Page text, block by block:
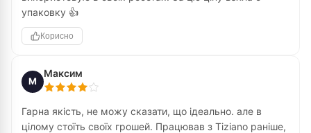
упаковку 👍
Корисно
М
Максим
Гарна якість, не можу сказати, що ідеально. але в
цілому стоїть своїх грошей. Працював з Tiziano раніше,